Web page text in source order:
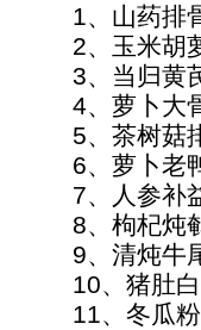
1、山药排
2、玉米胡
3、当归黄
4、萝卜大
5、茶树菇
6、萝卜老
7、人参补
8、枸杞炖
9、清炖牛
10、猪肚
11、冬瓜